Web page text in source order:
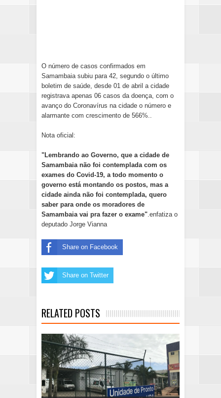
O número de casos confirmados em
Samambaia subiu para 42, segundo o último
boletim de saúde, desde 01 de abril a cidade
registrava apenas 06 casos da doença, com o
avanço do Coronavírus na cidade o número e
alarmante com crescimento de 566%..
Nota oficial:
"Lembrando ao Governo, que a cidade de
Samambaia não foi contemplada com os
exames do Covid-19, a todo momento o
governo está montando os postos, mas a
cidade ainda não foi contemplada, quero
saber para onde os moradores de
Samambaia vai pra fazer o exame" .enfatiza o
deputado Jorge Vianna
Share on Facebook
Share on Twitter
RELATED POSTS